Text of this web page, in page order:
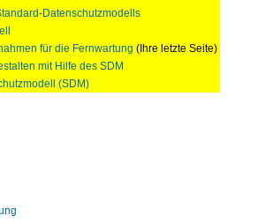
Datenschutzmodells
für die Fernwartung (Ihre letzte Seite)
mit Hilfe des SDM
(SDM)